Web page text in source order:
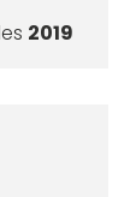
2019